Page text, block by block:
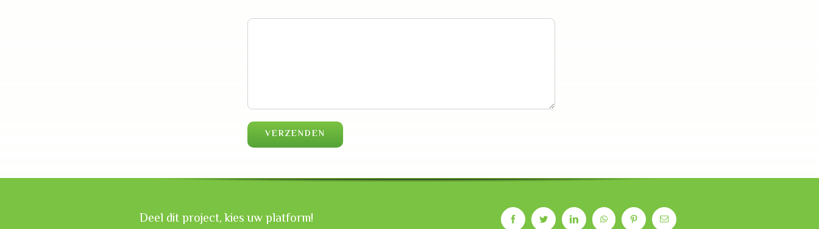
Deel dit project, kies uw platform!